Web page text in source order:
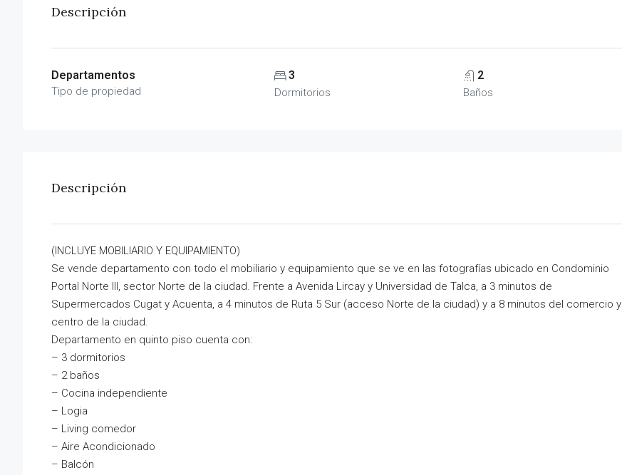
Descripción
Departamentos
Tipo de propiedad
3
Dormitorios
2
Baños
Descripción
(INCLUYE MOBILIARIO Y EQUIPAMIENTO)
Se vende departamento con todo el mobiliario y equipamiento que se ve en las fotografías ubicado en Condominio
Portal Norte III, sector Norte de la ciudad. Frente a Avenida Lircay y Universidad de Talca, a 3 minutos de
Supermercados Cugat y Acuenta, a 4 minutos de Ruta 5 Sur (acceso Norte de la ciudad) y a 8 minutos del comercio y
centro de la ciudad.
Departamento en quinto piso cuenta con:
– 3 dormitorios
– 2 baños
– Cocina independiente
– Logia
– Living comedor
– Aire Acondicionado
– Balcón